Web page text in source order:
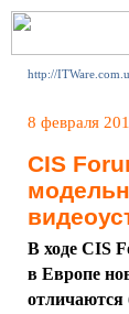
http://
8 февраля
CIS
В ходе CIS
в Европе
отличаются